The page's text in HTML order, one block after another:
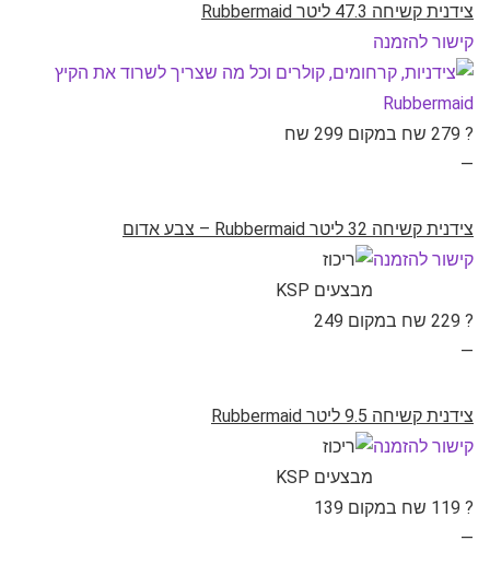
צידנית קשיחה 47.3 ליטר Rubbermaid
קישור להזמנה
? 279 שח במקום 299 שח
—
צידנית קשיחה 32 ליטר Rubbermaid – צבע אדום
קישור להזמנה
? 229 שח במקום 249
—
צידנית קשיחה 9.5 ליטר Rubbermaid
קישור להזמנה
? 119 שח במקום 139
—